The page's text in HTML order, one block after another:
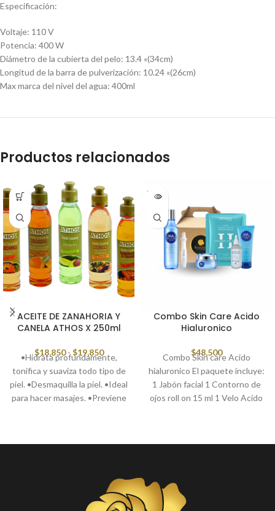
Especificación:
Voltaje: 110 V
Potencia: 400 W
Diámetro de la cubierta del pelo: 13.4 «(34cm)
Longitud de la barra de pulverización: 10.24 «(26cm)
Max marca del nivel del agua: 400ml
Productos relacionados
ACEITE DE ZANAHORIA Y
CANELA ATHOS X 250ml
$18,850 - $19,850
•Hidrata profundamente,
tonifica y suaviza todo tipo de
piel. •Desmaquilla la piel. •Ideal
para hacer masajes. •Previene
SOLD
OUT
Combo Skin Care Acido
Hialuronico
$48,500
Combo Skin care Acido
hialuronico El paquete incluye:
1 Jabón facial 1 Contorno de
ojos roll on 15 ml 1 Velo Acido